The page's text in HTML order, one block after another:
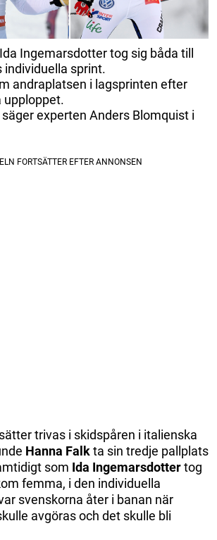
Ingemarsdotter tog sig båda till
individuella sprint.
andraplatsen i lagsprinten efter
upploppet.
experten Anders Blomquist i
trivas i skidspåren i italienska
Hanna Falkta sin tredje pallplats
som Ida Ingemarsdottertog
femma, i den individuella
svenskorna åter i banan när
avgöras och det skulle bli